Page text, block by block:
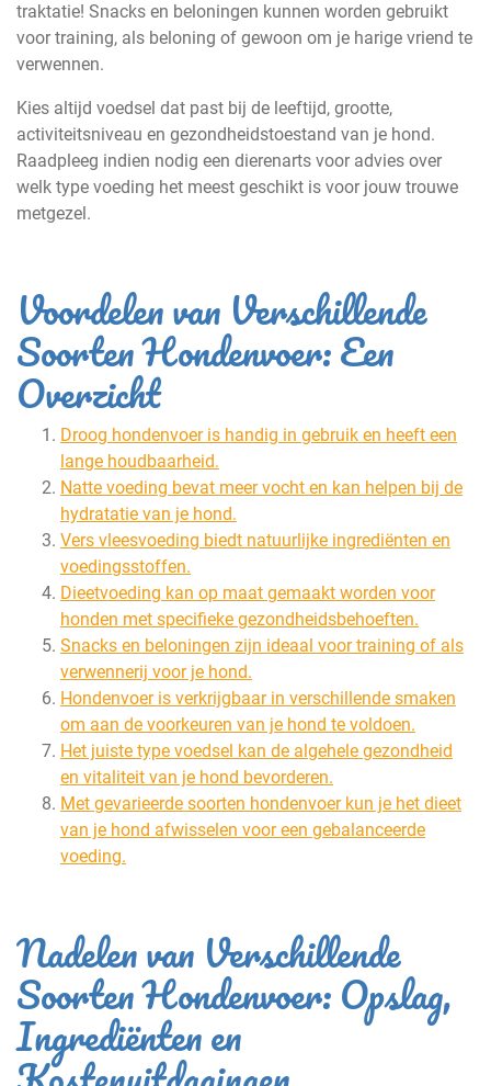
traktatie! Snacks en beloningen kunnen worden gebruikt
voor training, als beloning of gewoon om je harige vriend te
verwennen.
Kies altijd voedsel dat past bij de leeftijd, grootte,
activiteitsniveau en gezondheidstoestand van je hond.
Raadpleeg indien nodig een dierenarts voor advies over
welk type voeding het meest geschikt is voor jouw trouwe
metgezel.
Voordelen van Verschillende
Soorten Hondenvoer: Een
Overzicht
Droog hondenvoer is handig in gebruik en heeft een
lange houdbaarheid.
Natte voeding bevat meer vocht en kan helpen bij de
hydratatie van je hond.
Vers vleesvoeding biedt natuurlijke ingrediënten en
voedingsstoffen.
Dieetvoeding kan op maat gemaakt worden voor
honden met specifieke gezondheidsbehoeften.
Snacks en beloningen zijn ideaal voor training of als
verwennerij voor je hond.
Hondenvoer is verkrijgbaar in verschillende smaken
om aan de voorkeuren van je hond te voldoen.
Het juiste type voedsel kan de algehele gezondheid
en vitaliteit van je hond bevorderen.
Met gevarieerde soorten hondenvoer kun je het dieet
van je hond afwisselen voor een gebalanceerde
voeding.
Nadelen van Verschillende
Soorten Hondenvoer: Opslag,
Ingrediënten en